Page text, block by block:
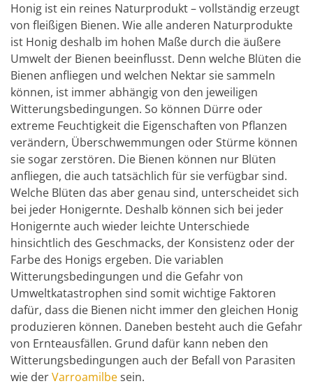
Honig ist ein reines Naturprodukt – vollständig erzeugt
von fleißigen Bienen. Wie alle anderen Naturprodukte
ist Honig deshalb im hohen Maße durch die äußere
Umwelt der Bienen beeinflusst. Denn welche Blüten die
Bienen anfliegen und welchen Nektar sie sammeln
können, ist immer abhängig von den jeweiligen
Witterungsbedingungen. So können Dürre oder
extreme Feuchtigkeit die Eigenschaften von Pflanzen
verändern, Überschwemmungen oder Stürme können
sie sogar zerstören. Die Bienen können nur Blüten
anfliegen, die auch tatsächlich für sie verfügbar sind.
Welche Blüten das aber genau sind, unterscheidet sich
bei jeder Honigernte. Deshalb können sich bei jeder
Honigernte auch wieder leichte Unterschiede
hinsichtlich des Geschmacks, der Konsistenz oder der
Farbe des Honigs ergeben. Die variablen
Witterungsbedingungen und die Gefahr von
Umweltkatastrophen sind somit wichtige Faktoren
dafür, dass die Bienen nicht immer den gleichen Honig
produzieren können. Daneben besteht auch die Gefahr
von Ernteausfällen. Grund dafür kann neben den
Witterungsbedingungen auch der Befall von Parasiten
wie derVarroamilbesein.